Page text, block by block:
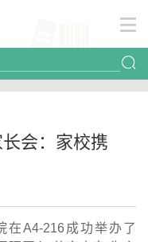
会：家校携
在A4-216成功举办了